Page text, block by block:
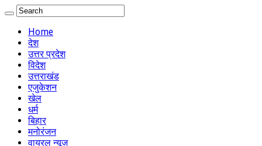
Home
देश
उत्तर प्रदेश
विदेश
उत्तराखंड
एजुकेशन
खेल
धर्म
बिहार
मनोरंजन
वायरल न्यूज़